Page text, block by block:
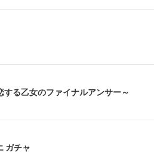
する乙女のファイナルアンサー～
ガチャ